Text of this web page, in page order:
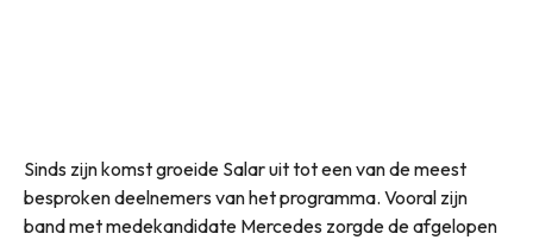
Sinds zijn komst groeide Salar uit tot een van de meest
besproken deelnemers van het programma. Vooral zijn
band met medekandidate Mercedes zorgde de afgelopen